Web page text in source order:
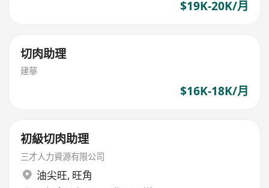
$19K-20K/月
切肉助理
建華
$16K-18K/月
初級切肉助理
三才人力資源有限公司
油尖旺, 旺角